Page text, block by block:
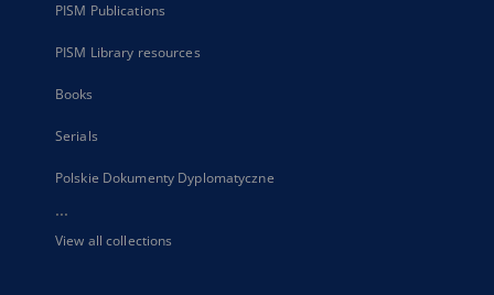
PISM Publications
PISM Library resources
Books
Serials
Polskie Dokumenty Dyplomatyczne
...
View all collections